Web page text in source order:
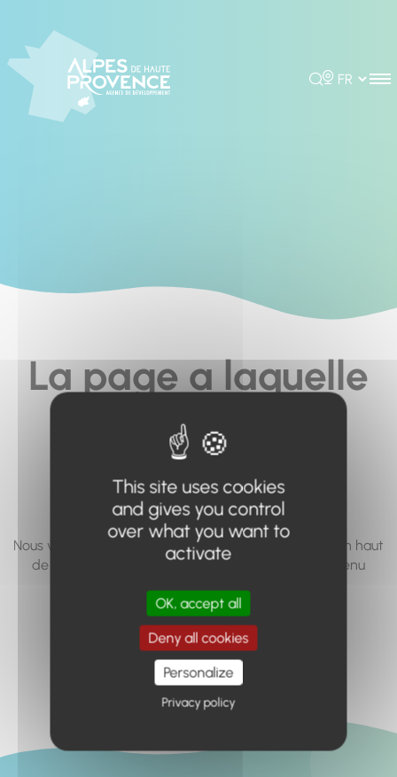
Rechercher
Choisir la
La page a laquelle
vous cherchez à
accéder n'existe
pas... ou plus.
Nous vous invitons à utiliser le moteur de recherche en haut
de page, ou à utiliser le menu pour trouver le contenu
Retour à l'accueil
This site uses cookies
and gives you control
over what you want to
activate
OK, accept all
Deny all cookies
Personalize
Privacy policy